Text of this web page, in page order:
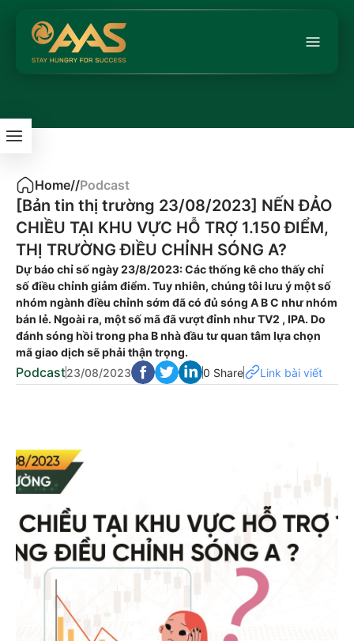
Home//Podcast
​[Bản tin thị trường 23/08/2023] NẾN ĐẢO
CHIỀU TẠI KHU VỰC HỖ TRỢ 1.150 ĐIỂM,
THỊ TRƯỜNG ĐIỀU CHỈNH SÓNG A?
Dự báo chỉ số ngày 23/8/2023: Các thống kê cho thấy chỉ
số điều chỉnh giảm điểm. Tuy nhiên, chúng tôi lưu ý một số
nhóm ngành điều chỉnh sớm đã có đủ sóng A B C như nhóm
bán lẻ. Ngoài ra, một số mã đã vượt đỉnh như TV2 , IPA. Do
đánh sóng hồi trong pha B nhà đầu tư quan tâm lựa chọn
mã giao dịch sẽ phải thận trọng.
Podcast23/08/2023 0 Share Link bài viết